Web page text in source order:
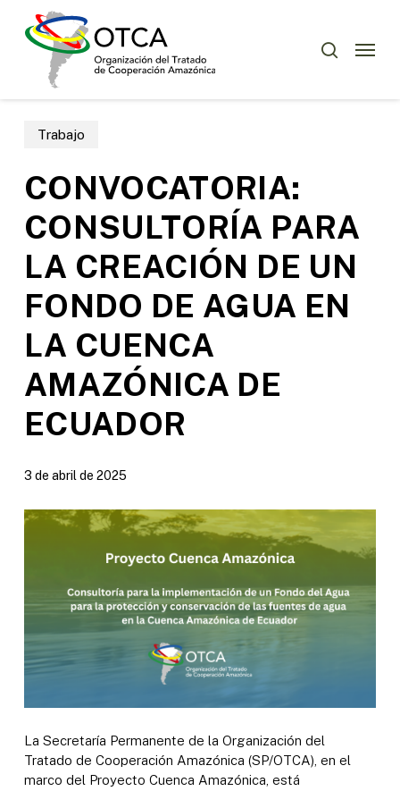
Menu
Trabajo
CONVOCATORIA:
CONSULTORÍA PARA
LA CREACIÓN DE UN
FONDO DE AGUA EN
LA CUENCA
AMAZÓNICA DE
ECUADOR
3 de abril de 2025
La Secretaría Permanente de la Organización del
Tratado de Cooperación Amazónica (SP/OTCA), en el
marco del Proyecto Cuenca Amazónica, está